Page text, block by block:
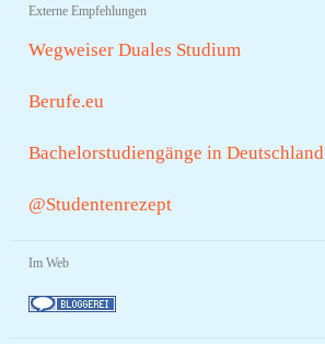
Externe Empfehlungen
Wegweiser Duales Studium
Berufe.eu
Bachelorstudiengänge in Deutschland
@Studentenrezept
Im Web